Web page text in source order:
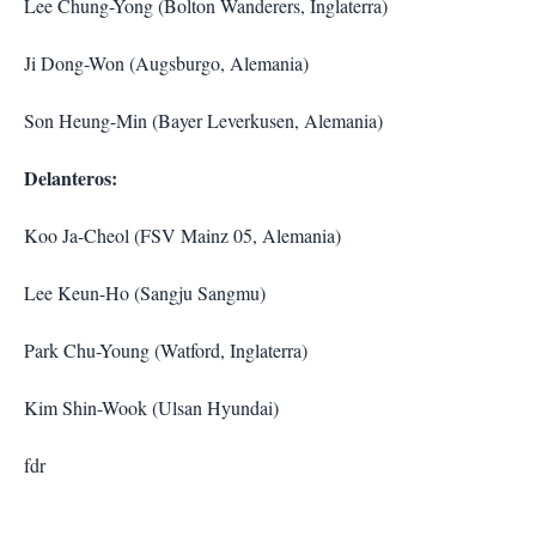
Lee Chung-Yong (Bolton Wanderers, Inglaterra)
Ji Dong-Won (Augsburgo, Alemania)
Son Heung-Min (Bayer Leverkusen, Alemania)
Delanteros:
Koo Ja-Cheol (FSV Mainz 05, Alemania)
Lee Keun-Ho (Sangju Sangmu)
Park Chu-Young (Watford, Inglaterra)
Kim Shin-Wook (Ulsan Hyundai)
fdr